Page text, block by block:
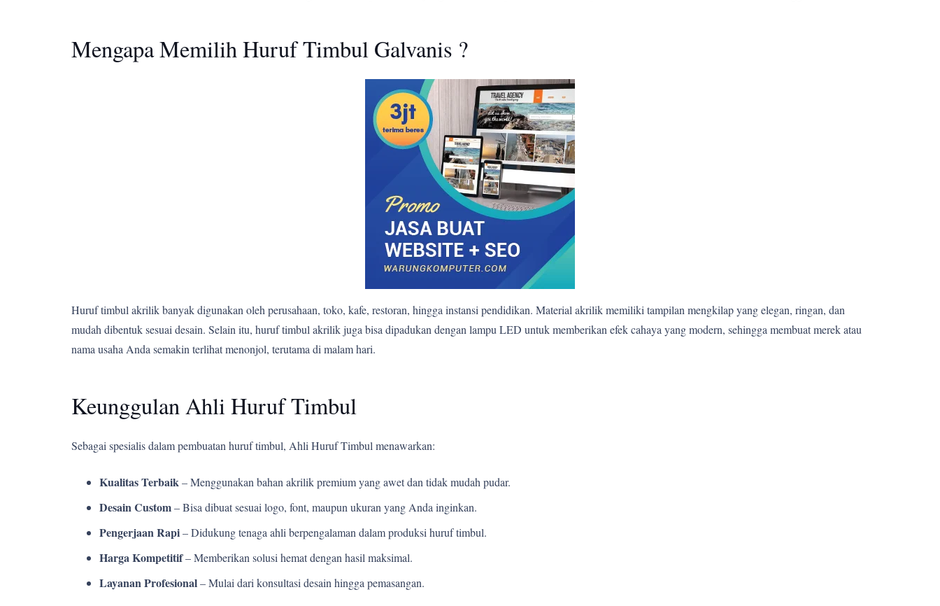
Mengapa Memilih Huruf Timbul Galvanis ?
Huruf timbul akrilik banyak digunakan oleh perusahaan, toko, kafe, restoran, hingga instansi pendidikan. Material akrilik memiliki tampilan mengkilap yang elegan, ringan, dan
mudah dibentuk sesuai desain. Selain itu, huruf timbul akrilik juga bisa dipadukan dengan lampu LED untuk memberikan efek cahaya yang modern, sehingga membuat merek atau
nama usaha Anda semakin terlihat menonjol, terutama di malam hari.
Keunggulan Ahli Huruf Timbul
Sebagai spesialis dalam pembuatan huruf timbul, Ahli Huruf Timbul menawarkan:
Kualitas Terbaik– Menggunakan bahan akrilik premium yang awet dan tidak mudah pudar.
Desain Custom– Bisa dibuat sesuai logo, font, maupun ukuran yang Anda inginkan.
Pengerjaan Rapi– Didukung tenaga ahli berpengalaman dalam produksi huruf timbul.
Harga Kompetitif– Memberikan solusi hemat dengan hasil maksimal.
Layanan Profesional– Mulai dari konsultasi desain hingga pemasangan.